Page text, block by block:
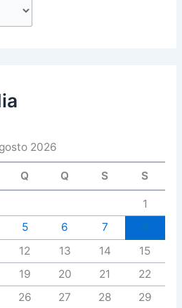
2026
Q Q S S
1
5 6 7
12 13 14
15
19 20 21
22
26 27 28
29